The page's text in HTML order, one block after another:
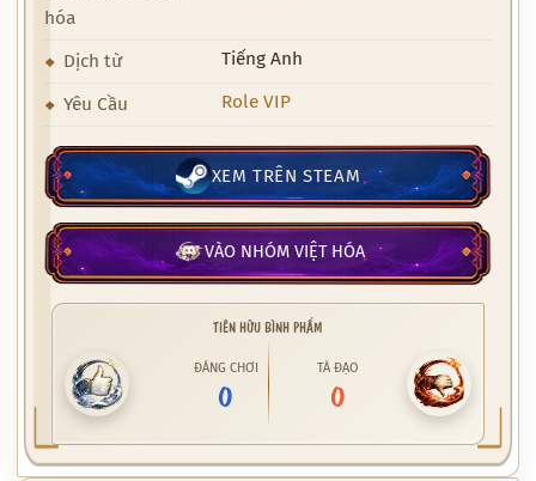
hóa
Dịch từ Tiếng Anh
Yêu Cầu Role VIP
XEM TRÊN STEAM
VÀO NHÓM VIỆT HÓA
TIÊN HỮU BÌNH PHẨM
ĐÁNG CHƠI
0
TÀ ĐẠO
0